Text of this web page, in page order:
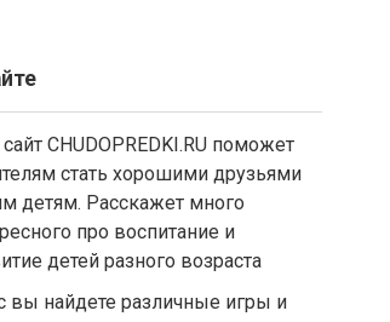
CHUDOPREDKI.RU поможет
стать хорошими друзьями
детям. Расскажет много
про воспитание и
детей разного возраста
вы найдете различные игры и